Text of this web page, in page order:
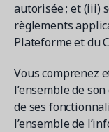
autorisée ; et (iii)
règlements
Plateforme et du
Vous comprenez
l’ensemble de
de ses
l’ensemble de